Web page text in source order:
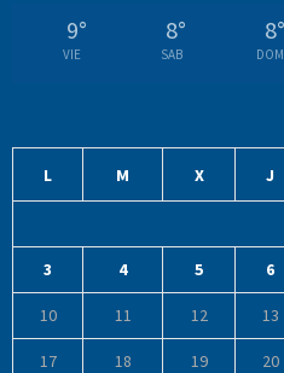
9°
VIE
8°
SAB
8°
DOM
L M X J
3 4 5 6
10 11 12 13
17 18 19 20